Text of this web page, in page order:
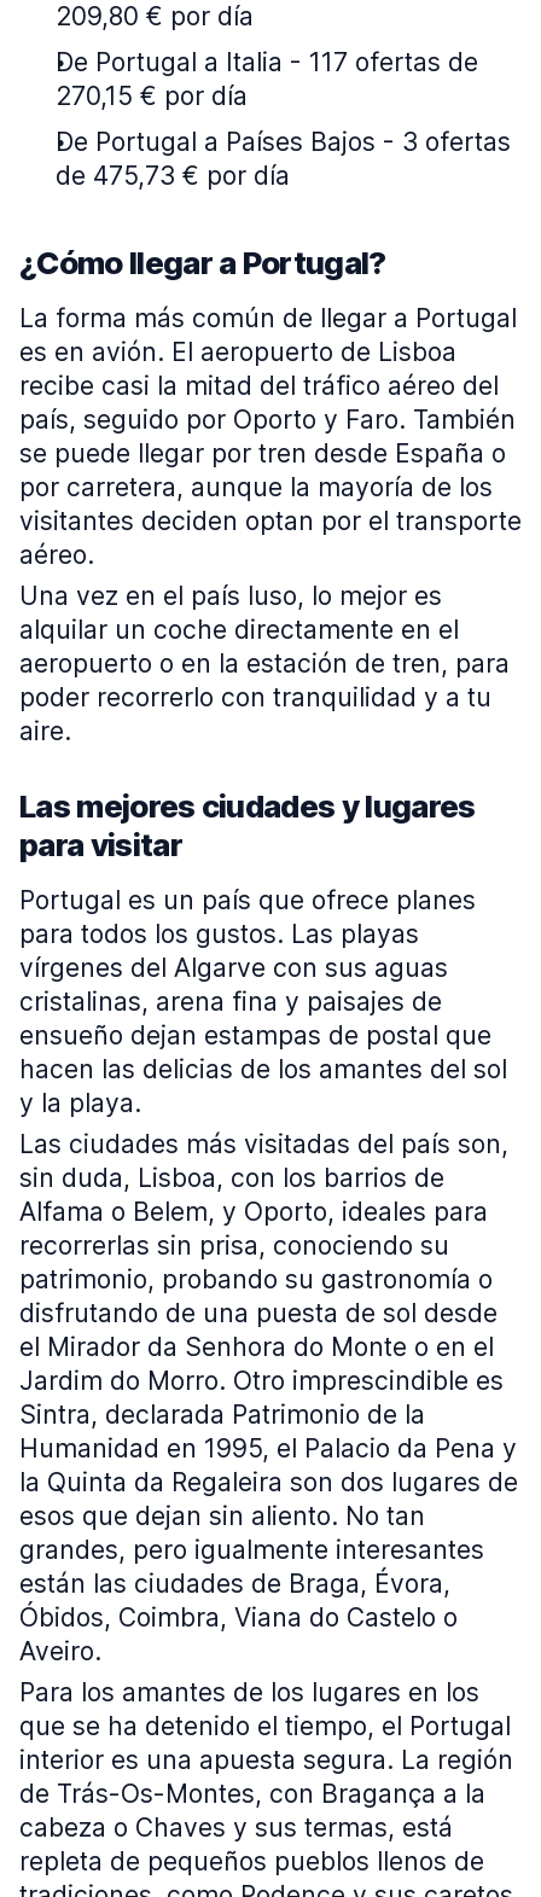
209,80 € por día
De Portugal a Italia - 117 ofertas de
270,15 € por día
De Portugal a Países Bajos - 3 ofertas
de 475,73 € por día
¿Cómo llegar a Portugal?
La forma más común de llegar a Portugal
es en avión. El aeropuerto de Lisboa
recibe casi la mitad del tráfico aéreo del
país, seguido por Oporto y Faro. También
se puede llegar por tren desde España o
por carretera, aunque la mayoría de los
visitantes deciden optan por el transporte
aéreo.
Una vez en el país luso, lo mejor es
alquilar un coche directamente en el
aeropuerto o en la estación de tren, para
poder recorrerlo con tranquilidad y a tu
aire.
Las mejores ciudades y lugares
para visitar
Portugal es un país que ofrece planes
para todos los gustos. Las playas
vírgenes del Algarve con sus aguas
cristalinas, arena fina y paisajes de
ensueño dejan estampas de postal que
hacen las delicias de los amantes del sol
y la playa.
Las ciudades más visitadas del país son,
sin duda, Lisboa, con los barrios de
Alfama o Belem, y Oporto, ideales para
recorrerlas sin prisa, conociendo su
patrimonio, probando su gastronomía o
disfrutando de una puesta de sol desde
el Mirador da Senhora do Monte o en el
Jardim do Morro. Otro imprescindible es
Sintra, declarada Patrimonio de la
Humanidad en 1995, el Palacio da Pena y
la Quinta da Regaleira son dos lugares de
esos que dejan sin aliento. No tan
grandes, pero igualmente interesantes
están las ciudades de Braga, Évora,
Óbidos, Coimbra, Viana do Castelo o
Aveiro.
Para los amantes de los lugares en los
que se ha detenido el tiempo, el Portugal
interior es una apuesta segura. La región
de Trás-Os-Montes, con Bragança a la
cabeza o Chaves y sus termas, está
repleta de pequeños pueblos llenos de